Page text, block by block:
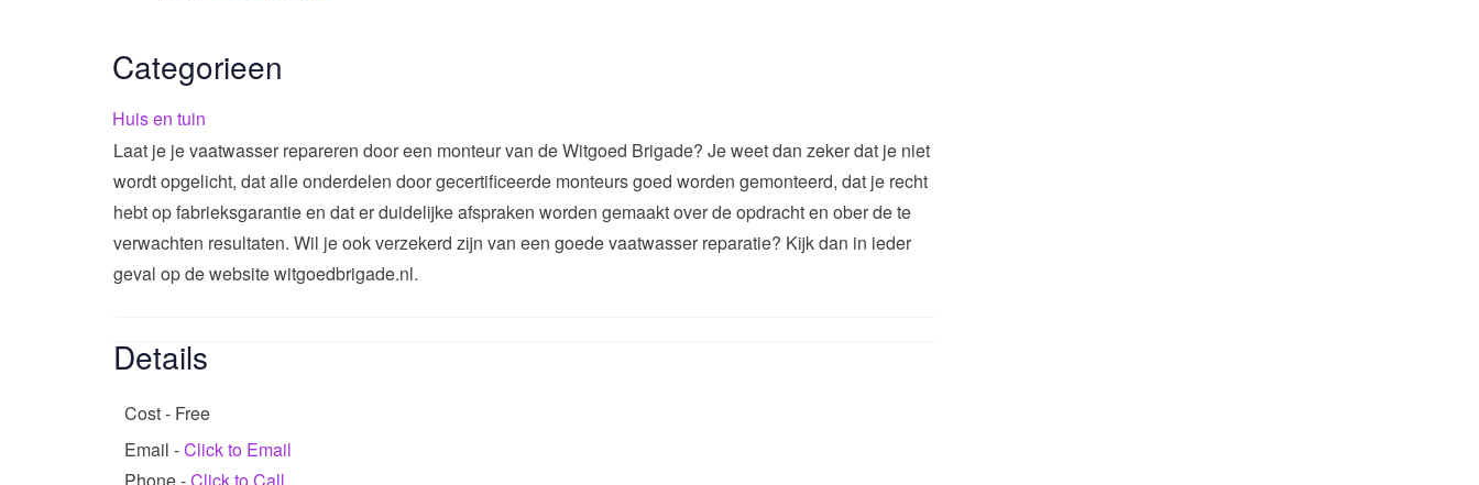
Categorieen
Huis en tuin
Laat je je vaatwasser repareren door een monteur van de Witgoed Brigade? Je weet dan zeker dat je niet
wordt opgelicht, dat alle onderdelen door gecertificeerde monteurs goed worden gemonteerd, dat je recht
hebt op fabrieksgarantie en dat er duidelijke afspraken worden gemaakt over de opdracht en ober de te
verwachten resultaten. Wil je ook verzekerd zijn van een goede vaatwasser reparatie? Kijk dan in ieder
geval op de website witgoedbrigade.nl.
Details
Cost - Free
Email -Click to Email